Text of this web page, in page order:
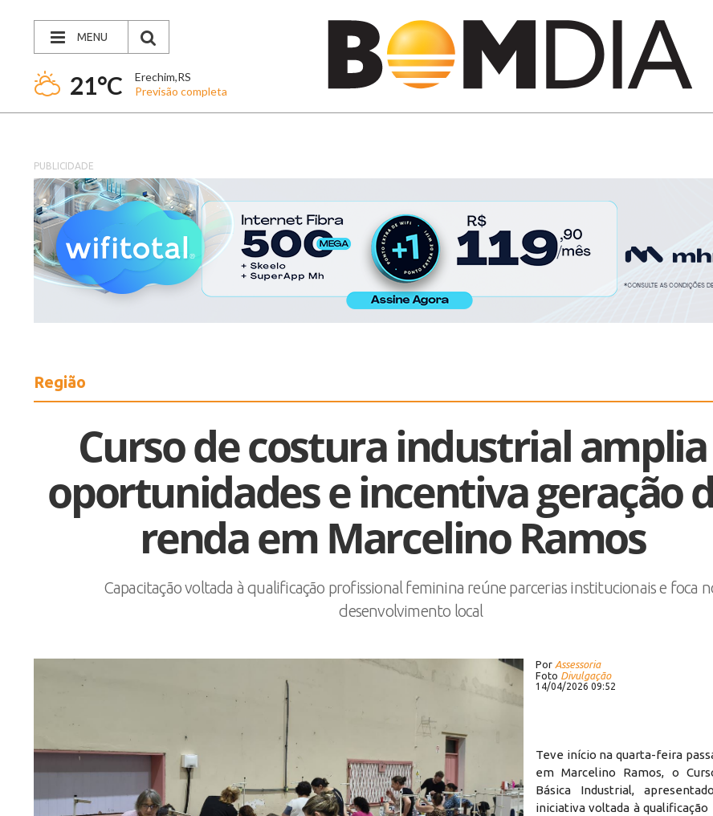
MENU
21°C
Erechim,RS
Previsão completa
PUBLICIDADE
Região
Curso de costura industrial amplia
oportunidades e incentiva geração
renda em Marcelino Ramos
Capacitação voltada à qualificação profissional feminina reúne parcerias institucionais e foca
desenvolvimento local
Por Assessoria
Foto Divulgação
14/04/2026 09:52
Teve início na quarta-feira
em Marcelino Ramos, o
Básica Industrial,
iniciativa voltada à